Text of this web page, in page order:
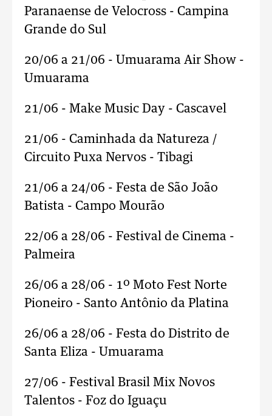
Paranaense de Velocross - Campina
Grande do Sul
20/06 a 21/06 - Umuarama Air Show -
Umuarama
21/06 - Make Music Day - Cascavel
21/06 - Caminhada da Natureza /
Circuito Puxa Nervos - Tibagi
21/06 a 24/06 - Festa de São João
Batista - Campo Mourão
22/06 a 28/06 - Festival de Cinema -
Palmeira
26/06 a 28/06 - 1º Moto Fest Norte
Pioneiro - Santo Antônio da Platina
26/06 a 28/06 - Festa do Distrito de
Santa Eliza - Umuarama
27/06 - Festival Brasil Mix Novos
Talentos - Foz do Iguaçu